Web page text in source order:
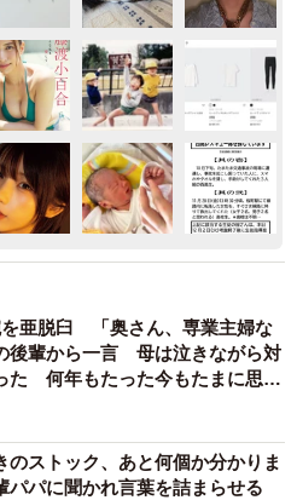
を亜脱臼 「奥さん、専業主婦な
後輩から一言 母は泣きながら対
た 何年もたった今もたまに思い
のストック、あと何個か分かりま
パパに聞かれ言葉を詰まらせる